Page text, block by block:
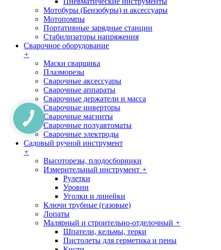
Мотобуры (Бензобуры) и аксессуары
Мотопомпы
Портативные зарядные станции
Стабилизаторы напряжения
Сварочное оборудование
+
Маски сварщика
Плазморезы
Сварочные аксессуары
Сварочные аппараты
Сварочные держатели и масса
Сварочные инверторы
Сварочные магниты
Сварочные полуавтоматы
Сварочные электроды
Садовый ручной инструмент
+
Высоторезы, плодосборники
Измерительный инструмент +
Рулетки
Уровни
Уголки и линейки
Ключи трубные (газовые)
Лопаты
Малярный и строительно-отделочный +
Шпатели, кельмы, терки
Пистолеты для герметика и пены